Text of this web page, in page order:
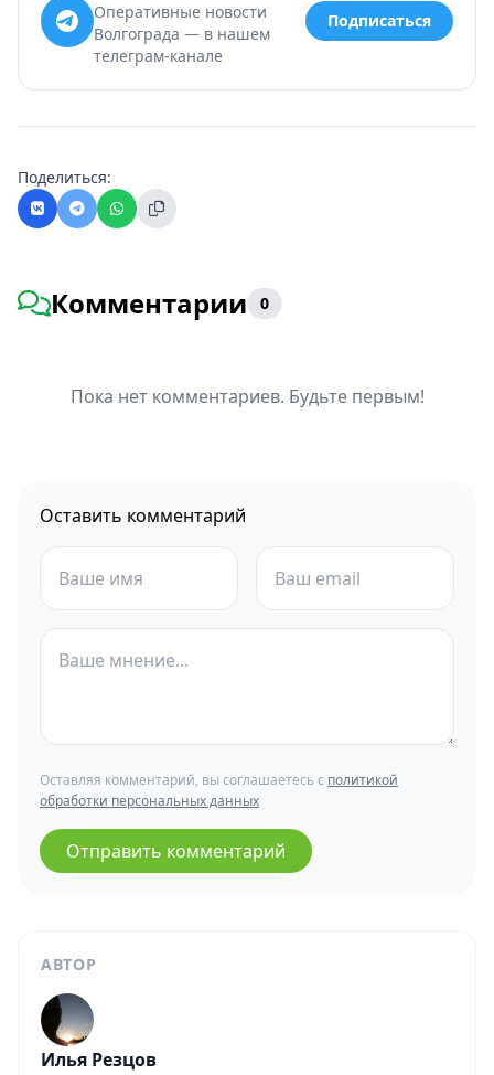
АВТОР
Илья Резцов
Оперативные новости
Волгограда — в нашем
телеграм-канале
Подписаться
Поделиться:
Комментарии 0
Пока нет комментариев. Будьте первым!
Оставить комментарий
Оставляя комментарий, вы соглашаетесь с политикой
обработки персональных данных
Отправить комментарий